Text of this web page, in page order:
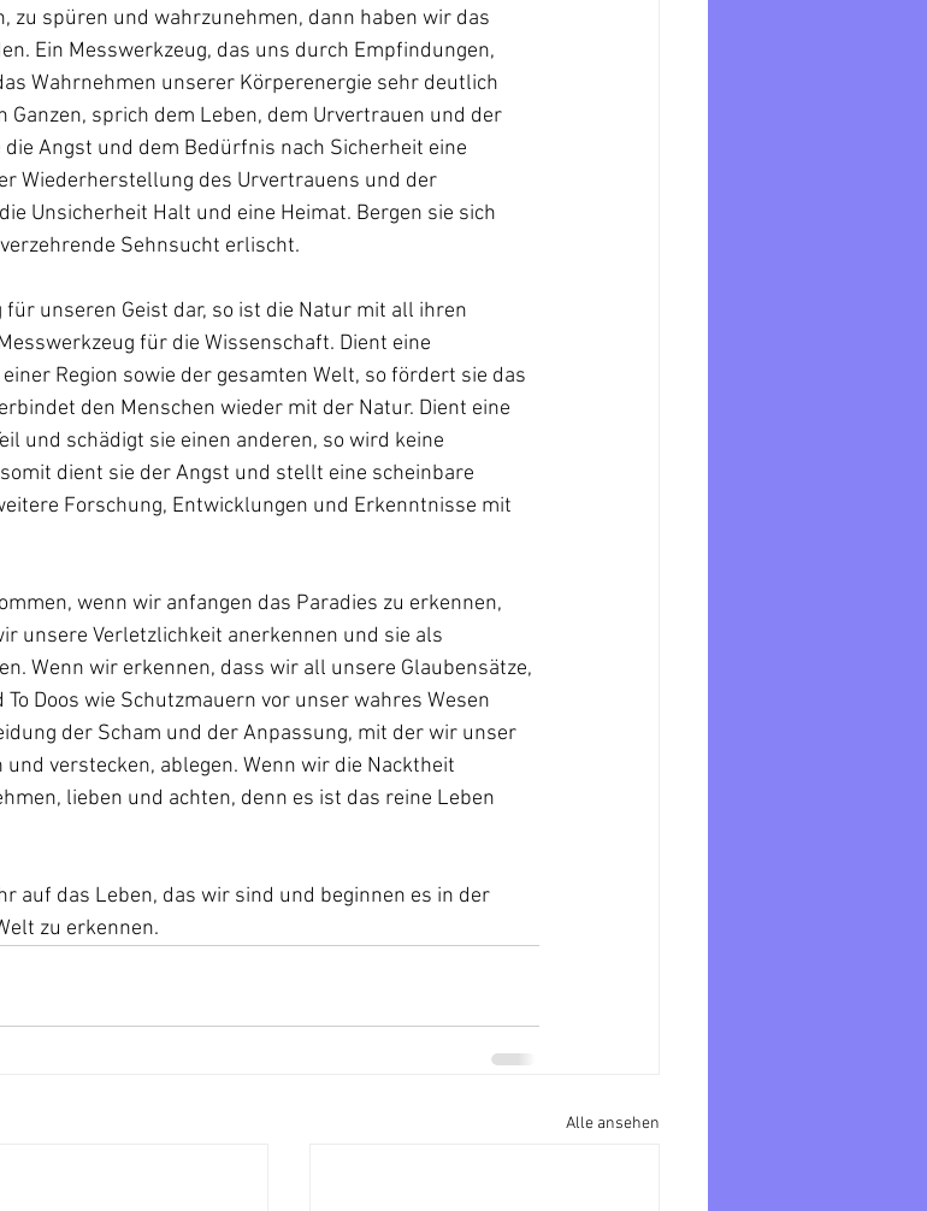
zu spüren und wahrzunehmen, dann haben wir das
Ein Messwerkzeug, das uns durch Empfindungen,
Wahrnehmen unserer Körperenergie sehr deutlich
Ganzen, sprich dem Leben, dem Urvertrauen und der
Angst und dem Bedürfnis nach Sicherheit eine
Wiederherstellung des Urvertrauens und der
Unsicherheit Halt und eine Heimat. Bergen sie sich
Sehnsucht erlischt.
unseren Geist dar, so ist die Natur mit all ihren
für die Wissenschaft. Dient eine
Region sowie der gesamten Welt, so fördert sie das
den Menschen wieder mit der Natur. Dient eine
und schädigt sie einen anderen, so wird keine
dient sie der Angst und stellt eine scheinbare
Forschung, Entwicklungen und Erkenntnisse mit
wenn wir anfangen das Paradies zu erkennen,
unsere Verletzlichkeit anerkennen und sie als
Wenn wir erkennen, dass wir all unsere Glaubensätze,
Doos wie Schutzmauern vor unser wahres Wesen
der Scham und der Anpassung, mit der wir unser
verstecken, ablegen. Wenn wir die Nacktheit
lieben und achten, denn es ist das reine Leben
auf das Leben, das wir sind und beginnen es in der
zu erkennen.
Alle ansehen